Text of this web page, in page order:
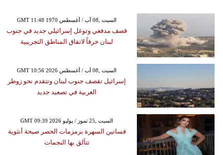
GMT 11:48 1970 السبت ,08 آب / أغسطس
قصف مدفعي وتوغل إسرائيلي جديد في جنوب
لبنان خرقاً لاتفاق المناطق التجريبية
GMT 10:56 2026 السبت ,08 آب / أغسطس
إسرائيل تقصف جنوب لبنان وتتقدم نحو زوطر
الغربية في تصعيد جديد
GMT 09:39 2026 السبت ,25 تموز / يوليو
فساتين السهرة بزمزمات الخصر صيحة أنثوية
تتألق بها النجمات